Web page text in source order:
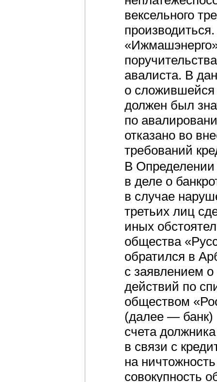
вексельного
авалиста. В
о сложившейся
должен был
по
отказано во
требований
В
в деле о
в случае
третьих лиц
иных
общества
обратился в
с заявлением
действий по
обществом
(далее — банк)
счета
в связи с
на
совокупность